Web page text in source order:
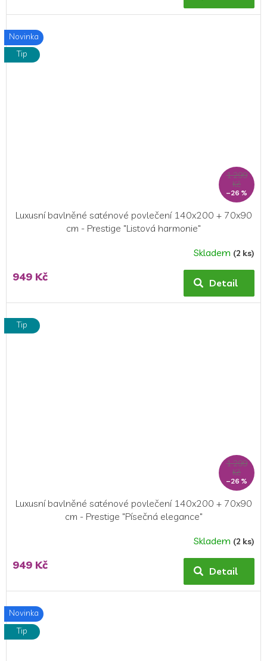
5,0
z
5
hvězdiček.
Novinka
Tip
1 299
Kč
–26 %
Luxusní bavlněné saténové povlečení 140x200 + 70x90
cm - Prestige "Listová harmonie"
Skladem (2 ks)
949 Kč Detail
Tip
1 299
Kč
–26 %
Luxusní bavlněné saténové povlečení 140x200 + 70x90
cm - Prestige "Písečná elegance"
Skladem (2 ks)
949 Kč Detail
Novinka
Tip